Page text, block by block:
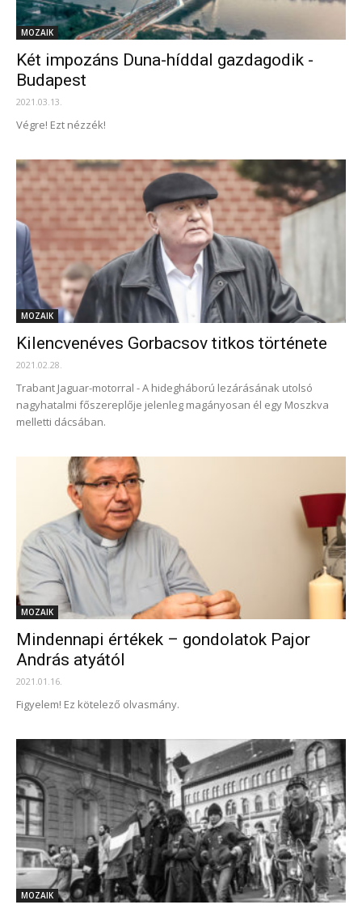
MOZAIK
Két impozáns Duna-híddal gazdagodik ­
Budapest
2021.03.13.
Végre! Ezt nézzék!
MOZAIK
Kilencvenéves Gorbacsov titkos története
2021.02.28.
Trabant Jaguar-motorral - A hidegháború lezárásának utolsó
nagyhatalmi főszereplője jelenleg magányosan él egy Moszkva
melletti dácsában.
MOZAIK
Mindennapi értékek – gondolatok Pajor
András atyától
2021.01.16.
Figyelem! Ez kötelező olvasmány.
MOZAIK